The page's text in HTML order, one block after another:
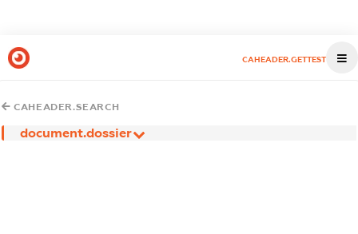
CAHEADER.GETTEST
CAHEADER.SEARCH
document.dossier